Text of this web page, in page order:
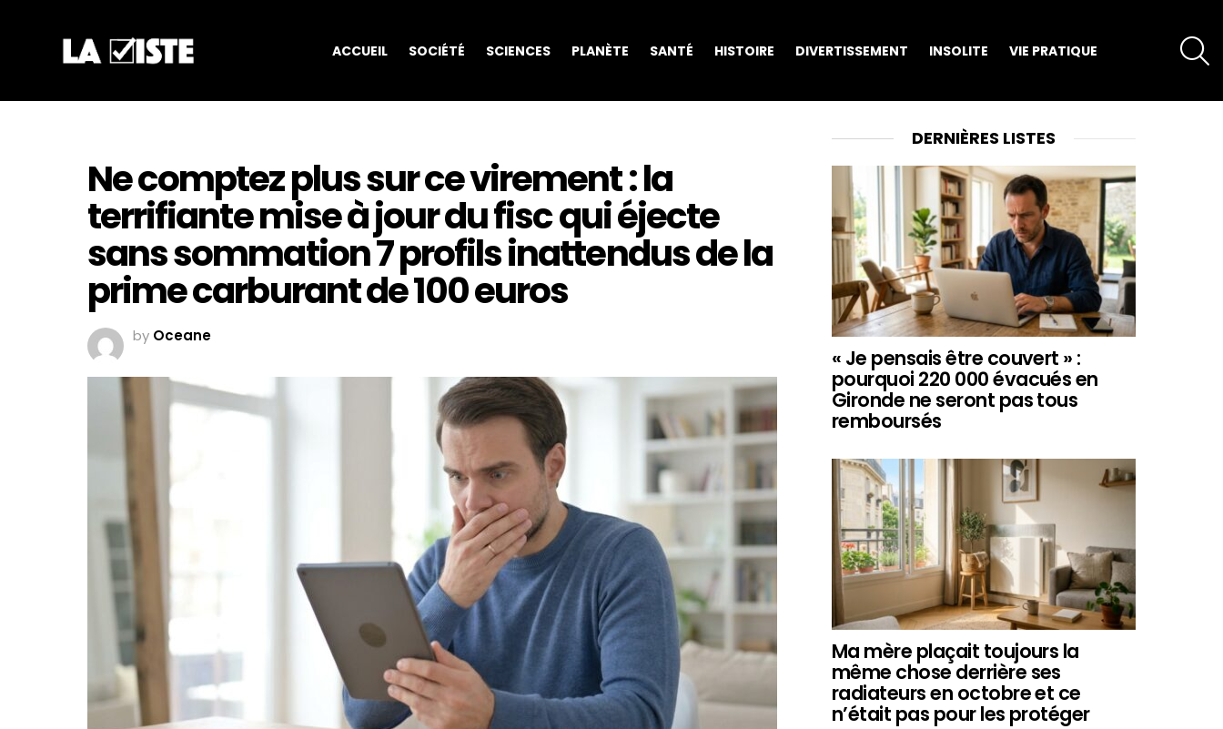
ACCUEIL SOCIÉTÉ SCIENCES PLANÈTE SANTÉ HISTOIRE DIVERTISSEMENT INSOLITE VIE PRATIQUE
Ne comptez plus sur ce virement : la
terrifiante mise à jour du fisc qui éjecte
sans sommation 7 profils inattendus de la
prime carburant de 100 euros
by Oceane
DERNIÈRES LISTES
« Je pensais être couvert » :
pourquoi 220 000 évacués en
Gironde ne seront pas tous
remboursés
Ma mère plaçait toujours la
même chose derrière ses
radiateurs en octobre et ce
n’était pas pour les protéger